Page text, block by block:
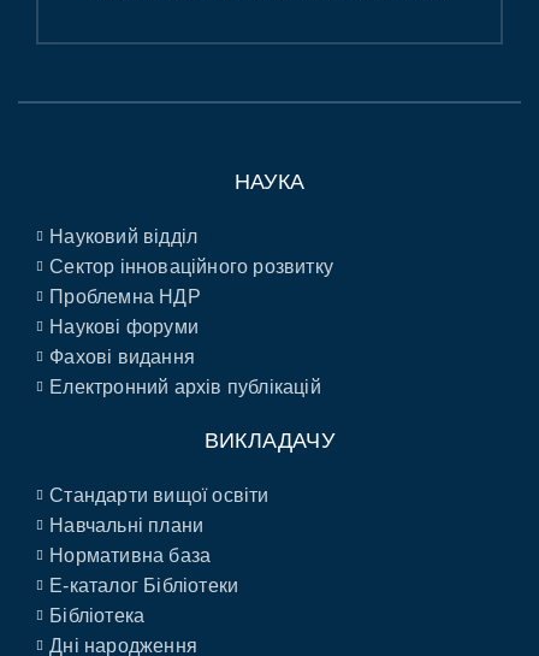
НАУКА
Науковий відділ
Сектор інноваційного розвитку
Проблемна НДР
Наукові форуми
Фахові видання
Електронний архів публікацій
ВИКЛАДАЧУ
Стандарти вищої освіти
Навчальні плани
Нормативна база
E-каталог Бібліотеки
Бібліотека
Дні народження